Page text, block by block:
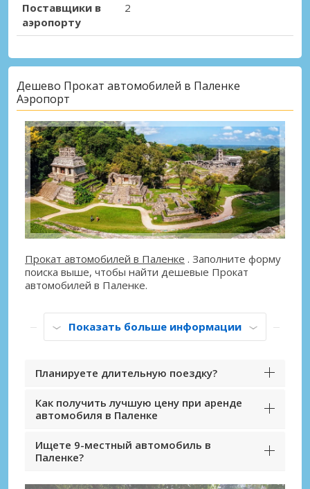
Поставщики в
аэропорту
2
Дешево Прокат автомобилей в Паленке
Аэропорт
Прокат автомобилей в Паленке . Заполните форму
поиска выше, чтобы найти дешевые Прокат
автомобилей в Паленке.
Показать больше информации
Планируете длительную поездку?
Как получить лучшую цену при аренде
автомобиля в Паленке
Ищете 9-местный автомобиль в
Паленке?